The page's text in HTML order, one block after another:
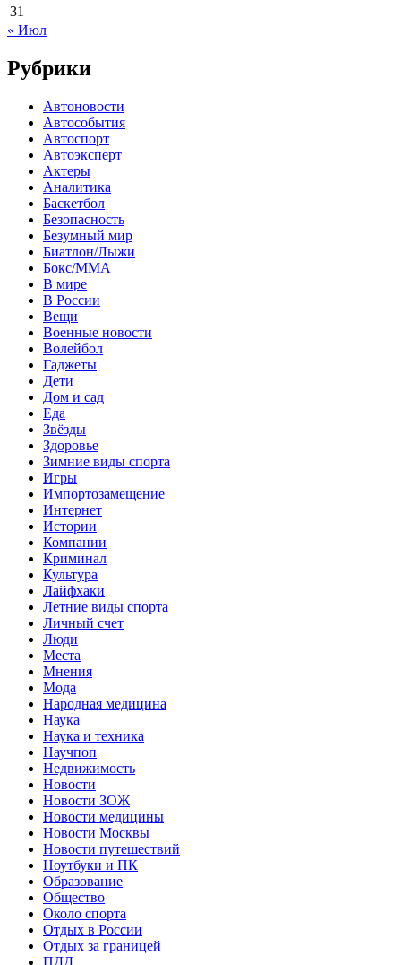
31
« Июл
Рубрики
Автоновости
Автособытия
Автоспорт
Автоэксперт
Актеры
Аналитика
Баскетбол
Безопасность
Безумный мир
Биатлон/Лыжи
Бокс/MMA
В мире
В России
Вещи
Военные новости
Волейбол
Гаджеты
Дети
Дом и сад
Еда
Звёзды
Здоровье
Зимние виды спорта
Игры
Импортозамещение
Интернет
Истории
Компании
Криминал
Культура
Лайфхаки
Летние виды спорта
Личный счет
Люди
Места
Мнения
Мода
Народная медицина
Наука
Наука и техника
Научпоп
Недвижимость
Новости
Новости ЗОЖ
Новости медицины
Новости Москвы
Новости путешествий
Ноутбуки и ПК
Образование
Общество
Около спорта
Отдых в России
Отдых за границей
ПДД